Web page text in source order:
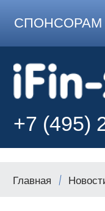
СПОНСОРАМ
+7 (495)
Главная